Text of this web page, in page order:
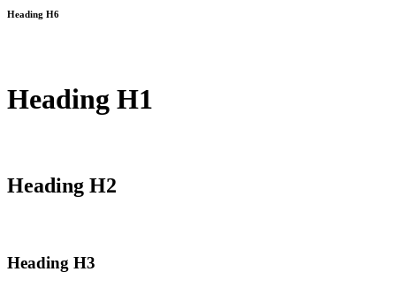
Heading H6
Heading H1
Heading H2
Heading H3